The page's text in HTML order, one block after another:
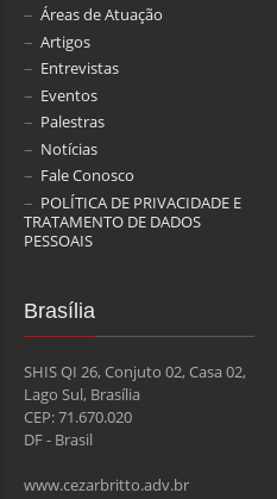
Áreas de Atuação
Artigos
Entrevistas
Eventos
Palestras
Notícias
Fale Conosco
POLÍTICA DE PRIVACIDADE E
TRATAMENTO DE DADOS
PESSOAIS
Brasília
SHIS QI 26, Conjuto 02, Casa 02,
Lago Sul, Brasília
CEP: 71.670.020
DF - Brasil
www.cezarbritto.adv.br